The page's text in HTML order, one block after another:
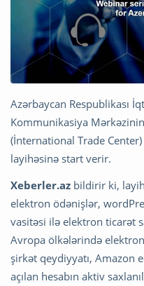
Azərbaycan Respublikası
Kommunikasiya Mərkəzinin
(İnternational Trade
layihəsinə start verir.
Xeberler.az bildirir ki,
elektron ödənişlər,
vasitəsi ilə elektron ticarət
Avropa ölkələrində
şirkət qeydiyyatı, Amazon
açılan hesabın aktiv